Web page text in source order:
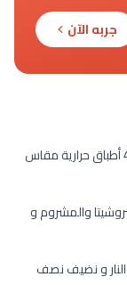
جربه الآن
يسخن الفرن على درجة حرارة متوسطة وتدهن 4 أطباق حرارية مقاس
والمشروم و
و نضيف نصف